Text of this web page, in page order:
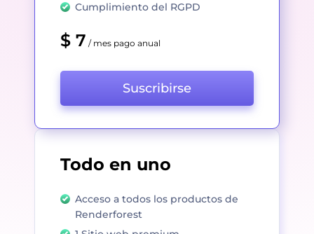
Cumplimiento del RGPD
$ 7 / mes pago anual
Suscribirse
Todo en uno
Acceso a todos los productos de
Renderforest